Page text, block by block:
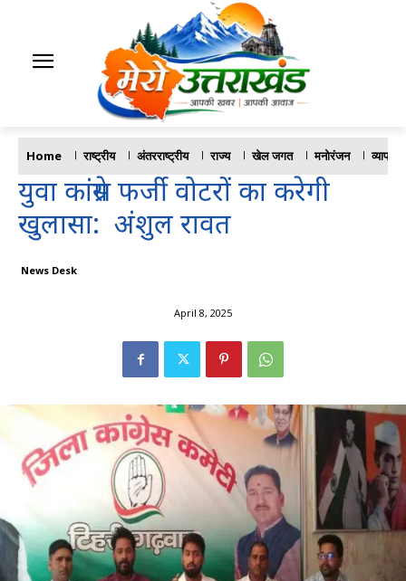
Home राष्ट्रीय अंतरराष्ट्रीय राज्य खेल जगत मनोरंजन व्यापार
युवा कांग्रेस फर्जी वोटरों का करेगी
खुलासा: अंशुल रावत
News Desk
April 8, 2025